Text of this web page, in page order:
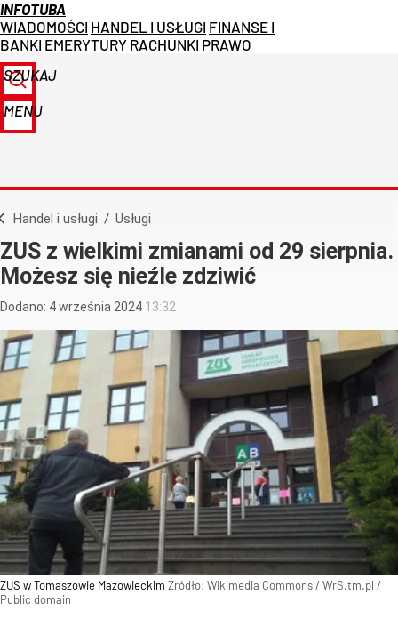
INFOTUBA
WIADOMOŚCI HANDEL I USŁUGI FINANSE I
BANKI EMERYTURY RACHUNKI PRAWO
SZUKAJ
MENU
Handel i usługi / Usługi
ZUS z wielkimi zmianami od 29 sierpnia.
Możesz się nieźle zdziwić
Dodano: 4września 2024 13:32
ZUS w Tomaszowie Mazowieckim Źródło: Wikimedia Commons/ WrS.tm.pl /
Public domain